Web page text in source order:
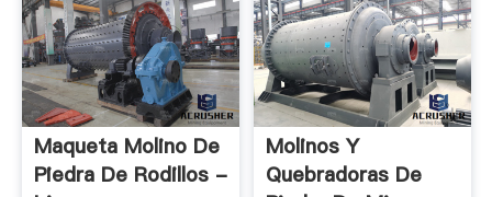
Maqueta Molino De
Piedra De Rodillos -
Molinos Y
Quebradoras De